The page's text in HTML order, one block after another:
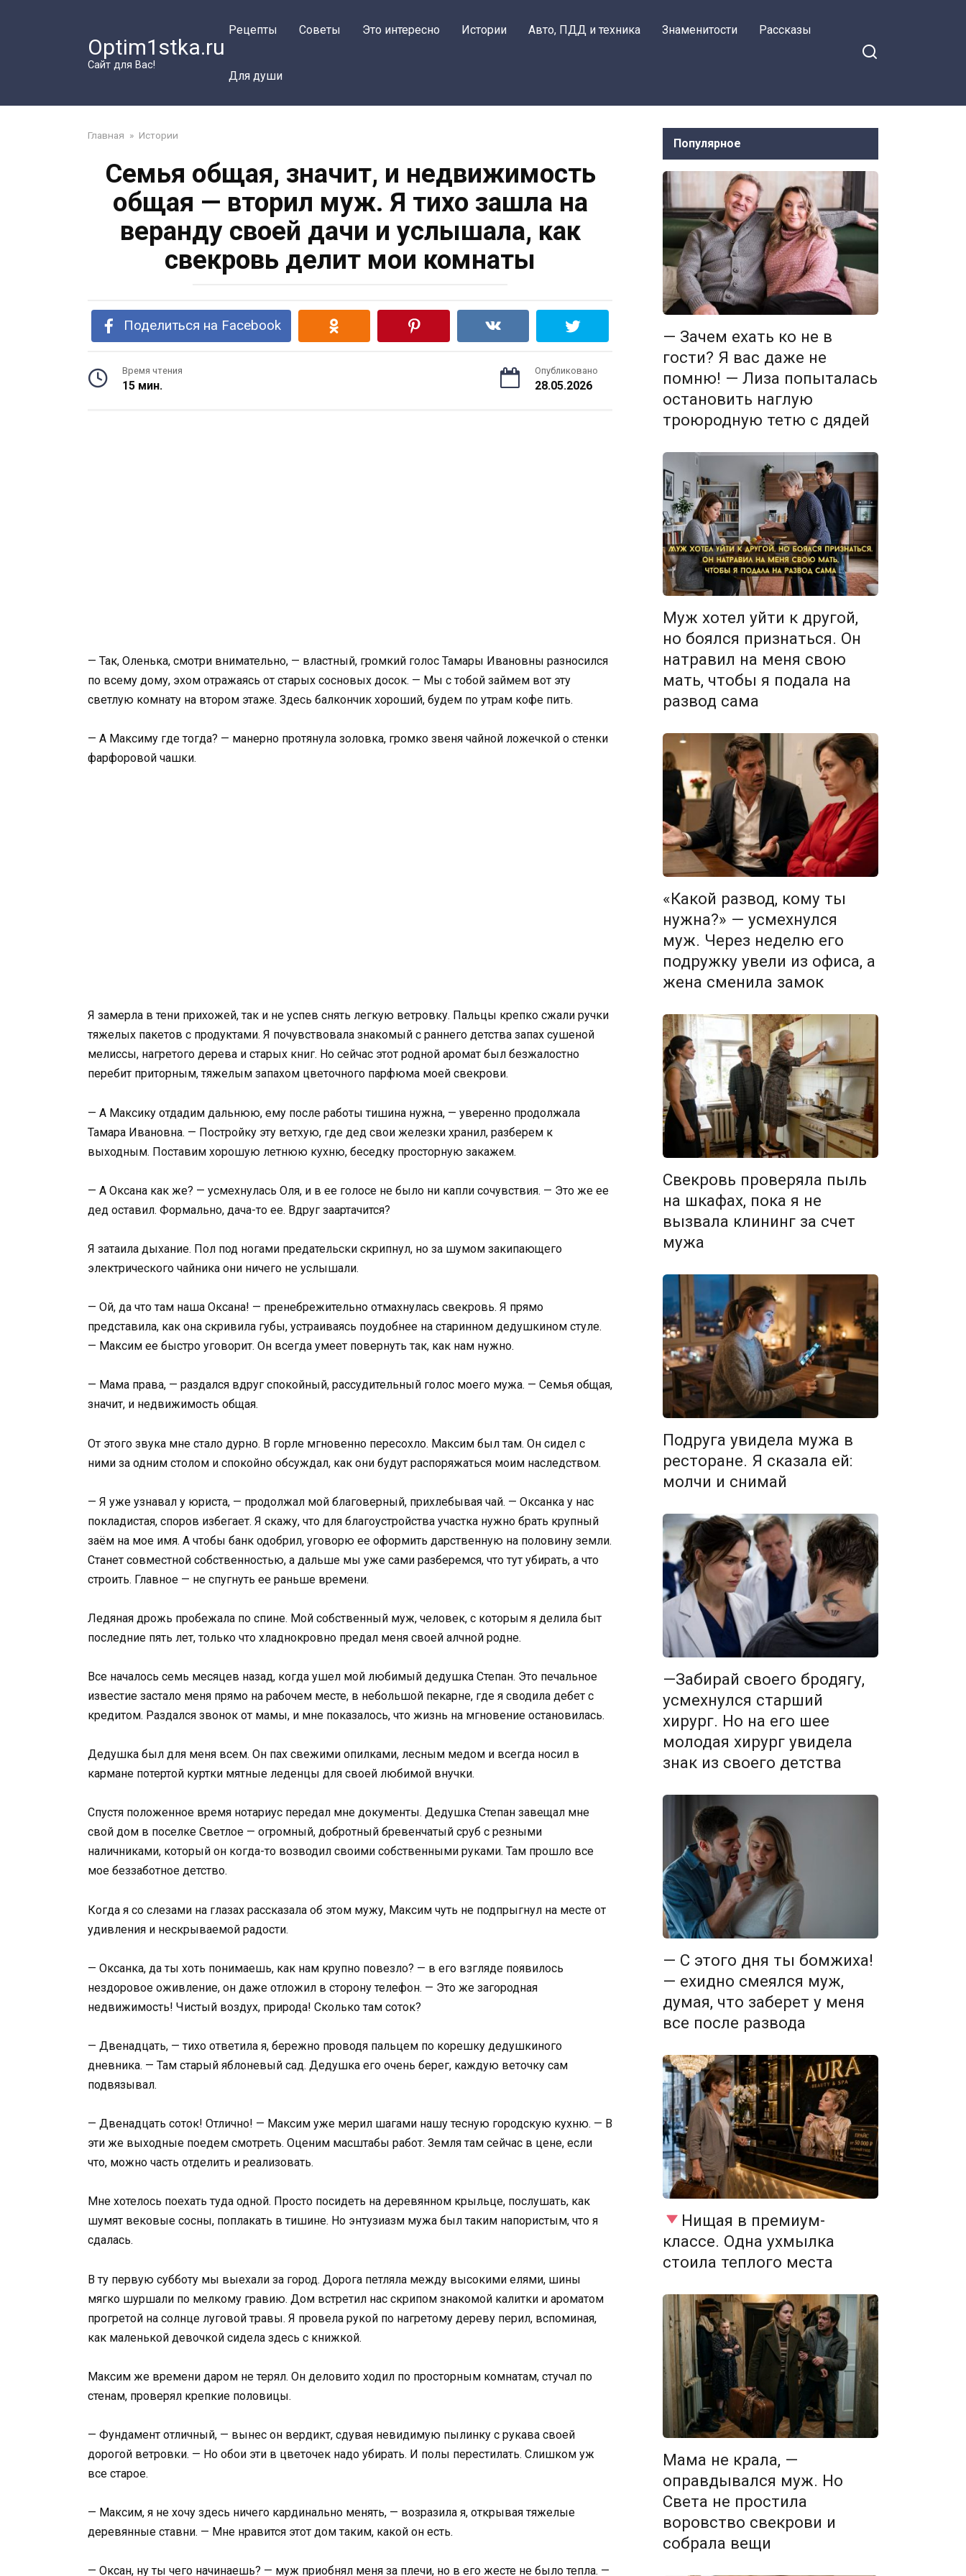
Optim1stka.ru
Сайт для Вас!
Рецепты Советы Это интересно Истории Авто, ПДД и техника Знаменитости Рассказы
Для души
Главная » Истории
Семья общая, значит, и недвижимость
общая — вторил муж. Я тихо зашла на
веранду своей дачи и услышала, как
свекровь делит мои комнаты
Поделиться на Facebook
Время чтения
15 мин.
Опубликовано
28.05.2026
— Так, Оленька, смотри внимательно, — властный, громкий голос Тамары Ивановны разносился
по всему дому, эхом отражаясь от старых сосновых досок. — Мы с тобой займем вот эту
светлую комнату на втором этаже. Здесь балкончик хороший, будем по утрам кофе пить.
— А Максиму где тогда? — манерно протянула золовка, громко звеня чайной ложечкой о стенки
фарфоровой чашки.
Я замерла в тени прихожей, так и не успев снять легкую ветровку. Пальцы крепко сжали ручки
тяжелых пакетов с продуктами. Я почувствовала знакомый с раннего детства запах сушеной
мелиссы, нагретого дерева и старых книг. Но сейчас этот родной аромат был безжалостно
перебит приторным, тяжелым запахом цветочного парфюма моей свекрови.
— А Максику отдадим дальнюю, ему после работы тишина нужна, — уверенно продолжала
Тамара Ивановна. — Постройку эту ветхую, где дед свои железки хранил, разберем к
выходным. Поставим хорошую летнюю кухню, беседку просторную закажем.
— А Оксана как же? — усмехнулась Оля, и в ее голосе не было ни капли сочувствия. — Это же ее
дед оставил. Формально, дача-то ее. Вдруг заартачится?
Я затаила дыхание. Пол под ногами предательски скрипнул, но за шумом закипающего
электрического чайника они ничего не услышали.
— Ой, да что там наша Оксана! — пренебрежительно отмахнулась свекровь. Я прямо
представила, как она скривила губы, устраиваясь поудобнее на старинном дедушкином стуле.
— Максим ее быстро уговорит. Он всегда умеет повернуть так, как нам нужно.
— Мама права, — раздался вдруг спокойный, рассудительный голос моего мужа. — Семья общая,
значит, и недвижимость общая.
От этого звука мне стало дурно. В горле мгновенно пересохло. Максим был там. Он сидел с
ними за одним столом и спокойно обсуждал, как они будут распоряжаться моим наследством.
— Я уже узнавал у юриста, — продолжал мой благоверный, прихлебывая чай. — Оксанка у нас
покладистая, споров избегает. Я скажу, что для благоустройства участка нужно брать крупный
заём на мое имя. А чтобы банк одобрил, уговорю ее оформить дарственную на половину земли.
Станет совместной собственностью, а дальше мы уже сами разберемся, что тут убирать, а что
строить. Главное — не спугнуть ее раньше времени.
Ледяная дрожь пробежала по спине. Мой собственный муж, человек, с которым я делила быт
последние пять лет, только что хладнокровно предал меня своей алчной родне.
Все началось семь месяцев назад, когда ушел мой любимый дедушка Степан. Это печальное
известие застало меня прямо на рабочем месте, в небольшой пекарне, где я сводила дебет с
кредитом. Раздался звонок от мамы, и мне показалось, что жизнь на мгновение остановилась.
Дедушка был для меня всем. Он пах свежими опилками, лесным медом и всегда носил в
кармане потертой куртки мятные леденцы для своей любимой внучки.
Спустя положенное время нотариус передал мне документы. Дедушка Степан завещал мне
свой дом в поселке Светлое — огромный, добротный бревенчатый сруб с резными
наличниками, который он когда-то возводил своими собственными руками. Там прошло все
мое беззаботное детство.
Когда я со слезами на глазах рассказала об этом мужу, Максим чуть не подпрыгнул на месте от
удивления и нескрываемой радости.
— Оксанка, да ты хоть понимаешь, как нам крупно повезло? — в его взгляде появилось
нездоровое оживление, он даже отложил в сторону телефон. — Это же загородная
недвижимость! Чистый воздух, природа! Сколько там соток?
— Двенадцать, — тихо ответила я, бережно проводя пальцем по корешку дедушкиного
дневника. — Там старый яблоневый сад. Дедушка его очень берег, каждую веточку сам
подвязывал.
— Двенадцать соток! Отлично! — Максим уже мерил шагами нашу тесную городскую кухню. — В
эти же выходные поедем смотреть. Оценим масштабы работ. Земля там сейчас в цене, если
что, можно часть отделить и реализовать.
Мне хотелось поехать туда одной. Просто посидеть на деревянном крыльце, послушать, как
шумят вековые сосны, поплакать в тишине. Но энтузиазм мужа был таким напористым, что я
сдалась.
В ту первую субботу мы выехали за город. Дорога петляла между высокими елями, шины
мягко шуршали по мелкому гравию. Дом встретил нас скрипом знакомой калитки и ароматом
прогретой на солнце луговой травы. Я провела рукой по нагретому дереву перил, вспоминая,
как маленькой девочкой сидела здесь с книжкой.
Максим же времени даром не терял. Он деловито ходил по просторным комнатам, стучал по
стенам, проверял крепкие половицы.
— Фундамент отличный, — вынес он вердикт, сдувая невидимую пылинку с рукава своей
дорогой ветровки. — Но обои эти в цветочек надо убирать. И полы перестилать. Слишком уж
все старое.
— Максим, я не хочу здесь ничего кардинально менять, — возразила я, открывая тяжелые
деревянные ставни. — Мне нравится этот дом таким, какой он есть.
— Оксан, ну ты чего начинаешь? — муж приобнял меня за плечи, но в его жесте не было тепла. —
Популярное
— Зачем ехать ко не в
гости? Я вас даже не
помню! — Лиза попыталась
остановить наглую
троюродную тетю с дядей
Муж хотел уйти к другой,
но боялся признаться. Он
натравил на меня свою
мать, чтобы я подала на
развод сама
«Какой развод, кому ты
нужна?» — усмехнулся
муж. Через неделю его
подружку увели из офиса, а
жена сменила замок
Свекровь проверяла пыль
на шкафах, пока я не
вызвала клининг за счет
мужа
Подруга увидела мужа в
ресторане. Я сказала ей:
молчи и снимай
—Забирай своего бродягу,
усмехнулся старший
хирург. Но на его шее
молодая хирург увидела
знак из своего детства
— С этого дня ты бомжиха!
— ехидно смеялся муж,
думая, что заберет у меня
все после развода
Нищая в премиум-
классе. Одна ухмылка
стоила теплого места
Мама не крала, —
оправдывался муж. Но
Света не простила
воровство свекрови и
собрала вещи
месть стала для